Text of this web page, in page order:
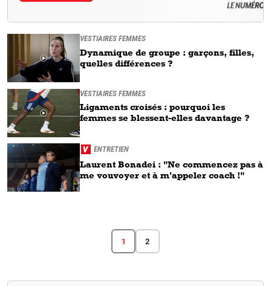
VESTIAIRES FEMMES
Dynamique de groupe : garçons, filles,
quelles différences ?
VESTIAIRES FEMMES
Ligaments croisés : pourquoi les
femmes se blessent-elles davantage ?
ENTRETIEN
Laurent Bonadei : "Ne commencez pas à
me vouvoyer et à m'appeler coach !"
1 2